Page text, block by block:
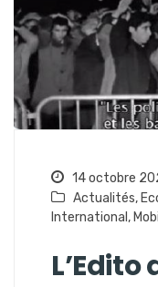
14 octobre
Actualités,
International ,
L’Edito